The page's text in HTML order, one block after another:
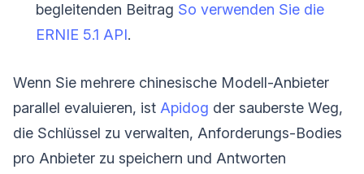
begleitenden Beitrag So verwenden Sie die
ERNIE 5.1 API.
Wenn Sie mehrere chinesische Modell-Anbieter
parallel evaluieren, ist Apidog der sauberste Weg,
die Schlüssel zu verwalten, Anforderungs-Bodies
pro Anbieter zu speichern und Antworten